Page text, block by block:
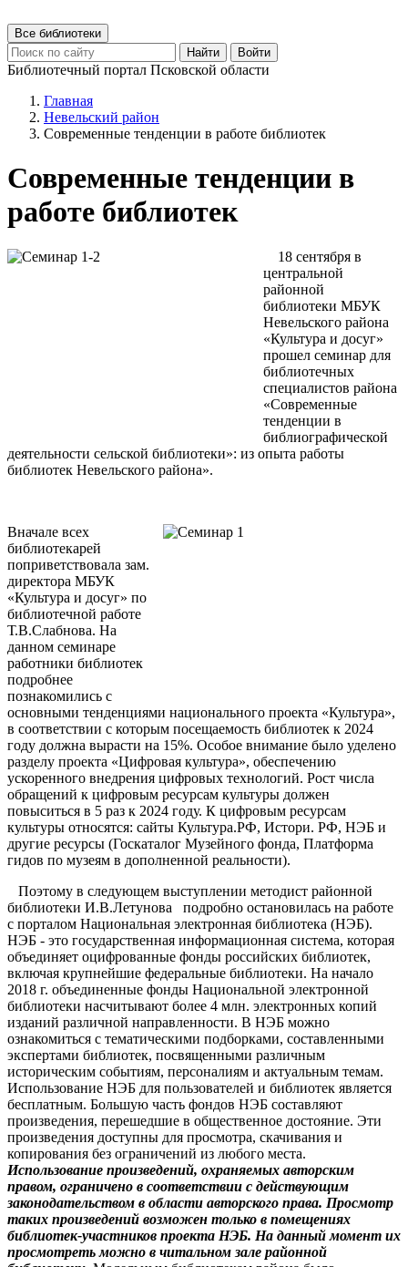
Все библиотеки
Найти
Войти
Библиотечный портал Псковской области
Главная
Невельский район
Современные тенденции в работе библиотек
Современные тенденции в
работе библиотек
18 сентября в
центральной
районной
библиотеки МБУК
Невельского района
«Культура и досуг»
прошел семинар для
библиотечных
специалистов района
«Современные
тенденции в
библиографической
деятельности сельской библиотеки»: из опыта работы
библиотек Невельского района».
Вначале всех
библиотекарей
поприветствовала зам.
директора МБУК
«Культура и досуг» по
библиотечной работе
Т.В.Слабнова. На
данном семинаре
работники библиотек
подробнее
познакомились с
основными тенденциями национального проекта «Культура»,
в соответствии с которым посещаемость библиотек к 2024
году должна вырасти на 15%. Особое внимание было уделено
разделу проекта «Цифровая культура», обеспечению
ускоренного внедрения цифровых технологий. Рост числа
обращений к цифровым ресурсам культуры должен
повыситься в 5 раз к 2024 году. К цифровым ресурсам
культуры относятся: сайты Культура.РФ, Истори. РФ, НЭБ и
другие ресурсы (Госкаталог Музейного фонда, Платформа
гидов по музеям в дополненной реальности).
Поэтому в следующем выступлении методист районной
библиотеки И.В.Летунова подробно остановилась на работе
с порталом Национальная электронная библиотека (НЭБ).
НЭБ - это государственная информационная система, которая
объединяет оцифрованные фонды российских библиотек,
включая крупнейшие федеральные библиотеки. На начало
2018 г. объединенные фонды Национальной электронной
библиотеки насчитывают более 4 млн. электронных копий
изданий различной направленности. В НЭБ можно
ознакомиться с тематическими подборками, составленными
экспертами библиотек, посвященными различным
историческим событиям, персоналиям и актуальным темам.
Использование НЭБ для пользователей и библиотек является
бесплатным. Большую часть фондов НЭБ составляют
произведения, перешедшие в общественное достояние. Эти
произведения доступны для просмотра, скачивания и
копирования без ограничений из любого места.
Использование произведений, охраняемых авторским
правом, ограничено в соответствии с действующим
законодательством в области авторского права. Просмотр
таких произведений возможен только в помещениях
библиотек-участников проекта НЭБ. На данный момент их
просмотреть можно в читальном зале районной